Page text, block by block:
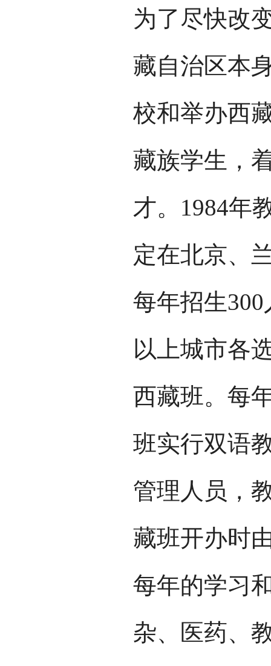
为了尽快改
藏自治区本
校和举办西
藏族学生，
才。1984年
定在北京、
每年招生
以上城市各
西藏班。每
班实行双语
管理人员，
藏班开办时
每年的学习
杂、医药、